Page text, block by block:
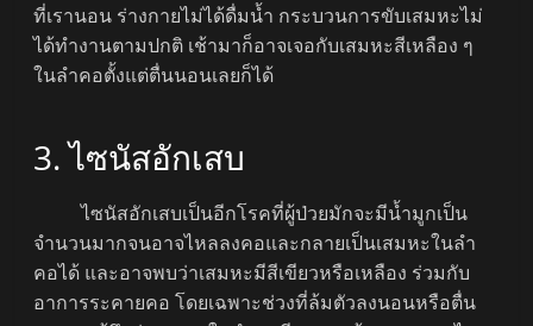
ที่เรานอน ร่างกายไม่ได้ดื่มน้ำ กระบวนการขับเสมหะไม่
ได้ทำงานตามปกติ เช้ามาก็อาจเจอกับเสมหะสีเหลือง ๆ
ในลำคอตั้งแต่ตื่นนอนเลยก็ได้
3. ไซนัสอักเสบ
ไซนัสอักเสบเป็นอีกโรคที่ผู้ป่วยมักจะมีน้ำมูกเป็น
จำนวนมากจนอาจไหลลงคอและกลายเป็นเสมหะในลำ
คอได้ และอาจพบว่าเสมหะมีสีเขียวหรือเหลือง ร่วมกับ
อาการระคายคอ โดยเฉพาะช่วงที่ล้มตัวลงนอนหรือตื่น